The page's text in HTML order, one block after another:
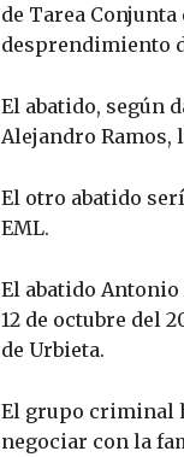
de Tarea
desprendimiento
El abatido, según
Alejandro Ramos,
El otro abatido
EML.
El abatido
12 de octubre del
de Urbieta.
El grupo criminal
negociar con la